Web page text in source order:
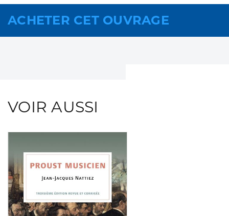
ACHETER CET OUVRAGE
VOIR AUSSI